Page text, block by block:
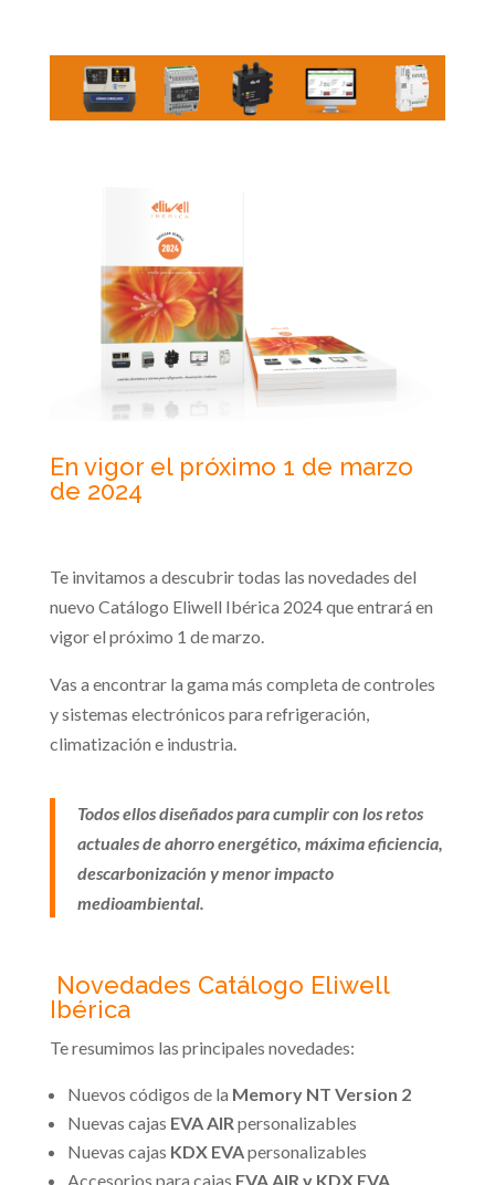
En vigor el próximo 1 de marzo
de 2024
Te invitamos a descubrir todas las novedades del
nuevo Catálogo Eliwell Ibérica 2024 que entrará en
vigor el próximo 1 de marzo.
Vas a encontrar la gama más completa de controles
y sistemas electrónicos para refrigeración,
climatización e industria.
Todos ellos diseñados para cumplir con los retos
actuales de ahorro energético, máxima eficiencia,
descarbonización y menor impacto
medioambiental.
Novedades Catálogo Eliwell
Ibérica
Te resumimos las principales novedades:
Nuevos códigos de la Memory NT Version 2
Nuevas cajas EVA AIR personalizables
Nuevas cajas KDX EVApersonalizables
Accesorios para cajas EVA AIR y KDX EVA